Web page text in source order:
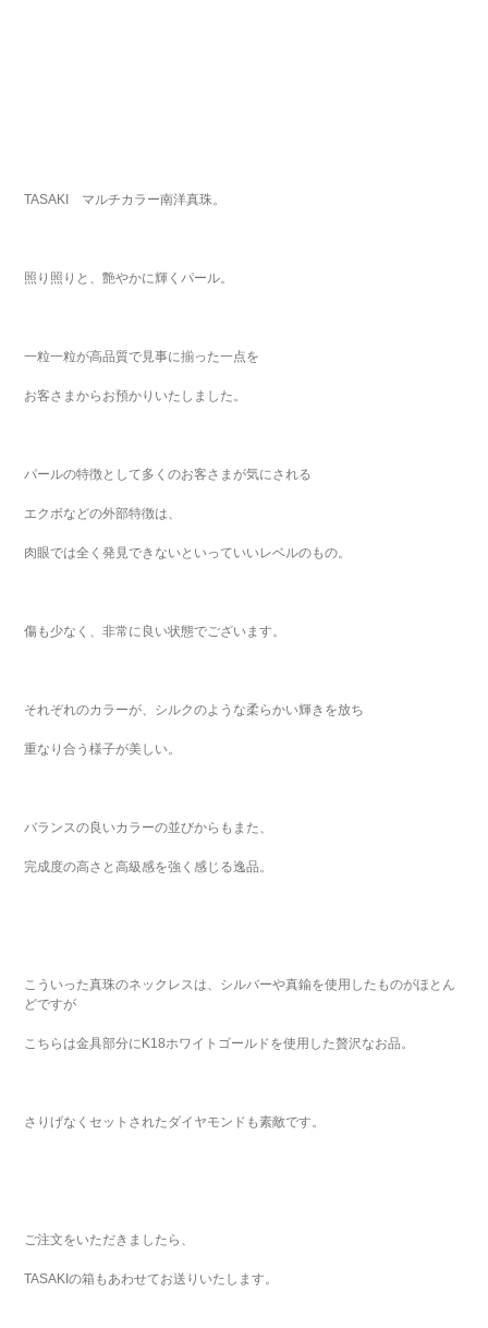
TASAKI マルチカラー南洋真珠。
照り照りと、艶やかに輝くパール。
一粒一粒が高品質で見事に揃った一点を
お客さまからお預かりいたしました。
パールの特徴として多くのお客さまが気にされる
エクボなどの外部特徴は、
肉眼では全く発見できないといっていいレベルのもの。
傷も少なく、非常に良い状態でございます。
それぞれのカラーが、シルクのような柔らかい輝きを放ち
重なり合う様子が美しい。
バランスの良いカラーの並びからもまた、
完成度の高さと高級感を強く感じる逸品。
こういった真珠のネックレスは、シルバーや真鍮を使用したものがほとん
どですが
こちらは金具部分にK18ホワイトゴールドを使用した贅沢なお品。
さりげなくセットされたダイヤモンドも素敵です。
ご注文をいただきましたら、
TASAKIの箱もあわせてお送りいたします。